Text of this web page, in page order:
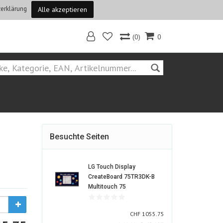
Alle akzeptieren
0
(0)
Besuchte Seiten
LG Touch Display
CreateBoard 75TR3DK-B
Multitouch 751595319-
CHF CHF
1055.75